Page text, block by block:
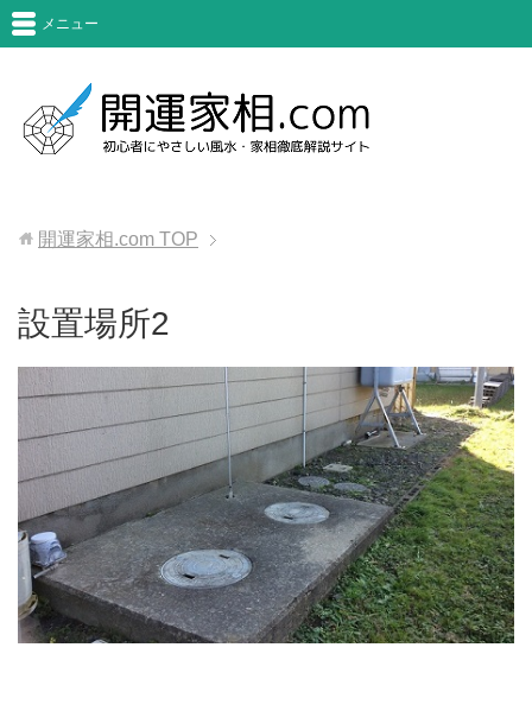
メニュー
開運家相.com TOP
設置場所2